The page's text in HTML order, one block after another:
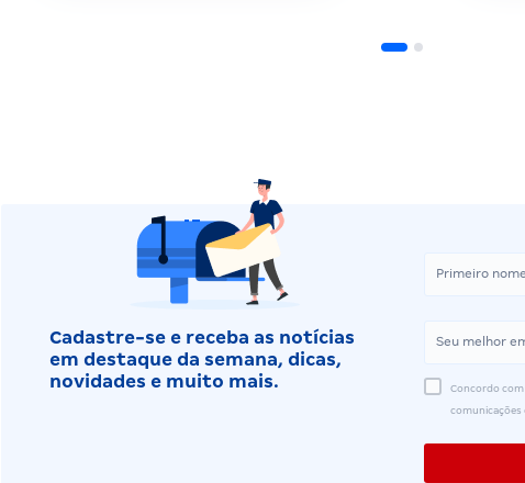
Cadastre-se e receba as notícias
em destaque da semana, dicas,
novidades e muito mais.
Concordo com
comunicações